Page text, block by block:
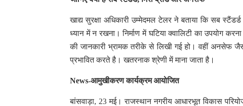
खाद्य सुरक्षा अधिकारी उम्मेदमल टेलर ने बताया कि सब
ध्यान में न रखना। निर्माण में घटिया क्वालिटी का उपयोग
की जानकारी भ्रामक तरीके से लिखी गई हो। वहीं अनसेफ
प्रभावित करते है। खतरनाक श्रेणी में माना जाता है।
News-आमुखीकरण कार्यक्रम आयोजित
बांसवाड़ा, 23 मई। राजस्थान नगरीय आधारभूत विकास